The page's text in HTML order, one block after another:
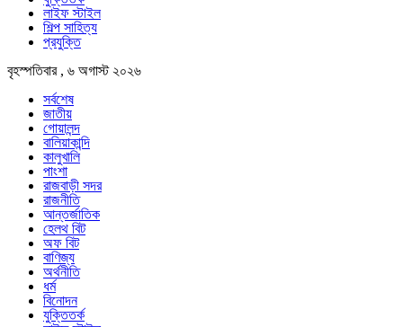
লাইফ স্টাইল
শিল্প সাহিত্য
প্রযুক্তি
বৃহস্পতিবার , ৬ অগাস্ট ২০২৬
সর্বশেষ
জাতীয়
গোয়ালন্দ
বালিয়াকান্দি
কালুখালি
পাংশা
রাজবাড়ী সদর
রাজনীতি
আন্তর্জাতিক
হেলথ বিট
অফ বিট
বাণিজ্য
অর্থনীতি
ধর্ম
বিনোদন
যুক্তিতর্ক